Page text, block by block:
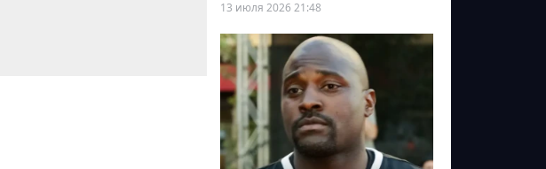
13 июля 2026 21:48